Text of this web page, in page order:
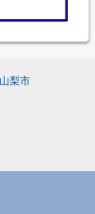
山梨市